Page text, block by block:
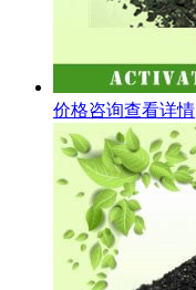
价格咨询查看详情